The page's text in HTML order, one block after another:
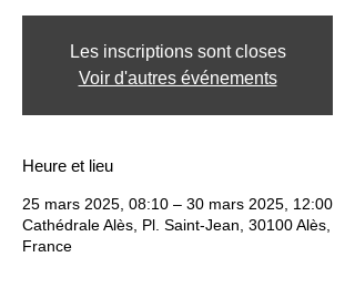
Les inscriptions sont closes
Voir d'autres événements
Heure et lieu
25 mars 2025, 08:10 – 30 mars 2025, 12:00
Cathédrale Alès, Pl. Saint-Jean, 30100 Alès,
France